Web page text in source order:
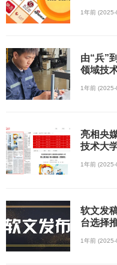
1年前
由“兵”
领域技
1年前
亮相央
技术大
1年前
软文发
台选择
1年前